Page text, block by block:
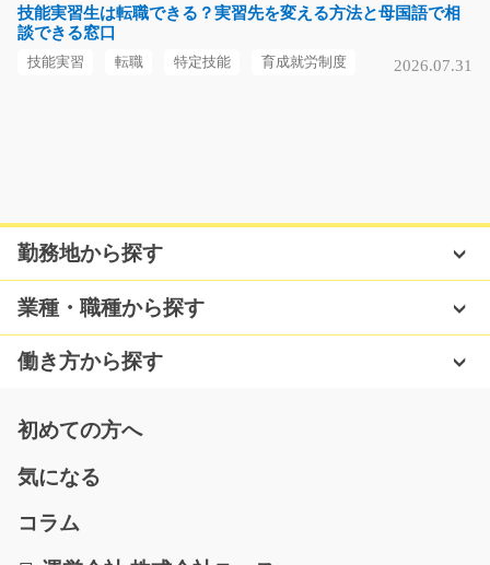
長期（3ヶ月以上）
時給1200～1500円
山口県防府市
ったら取り外して箱…
長期（3ヶ月以上）
時給1350円～時給1688円
岐阜県羽島市
高時給 自動車エンブレムの検品/g01_01459
技能実習生は転職できる？実習先を変える方法と母国語で相
談できる窓口
技能実習 転職 特定技能 育成就労制度 2026.07.31
勤務地から探す
業種・職種から探す
働き方から探す
初めての方へ
気になる
コラム